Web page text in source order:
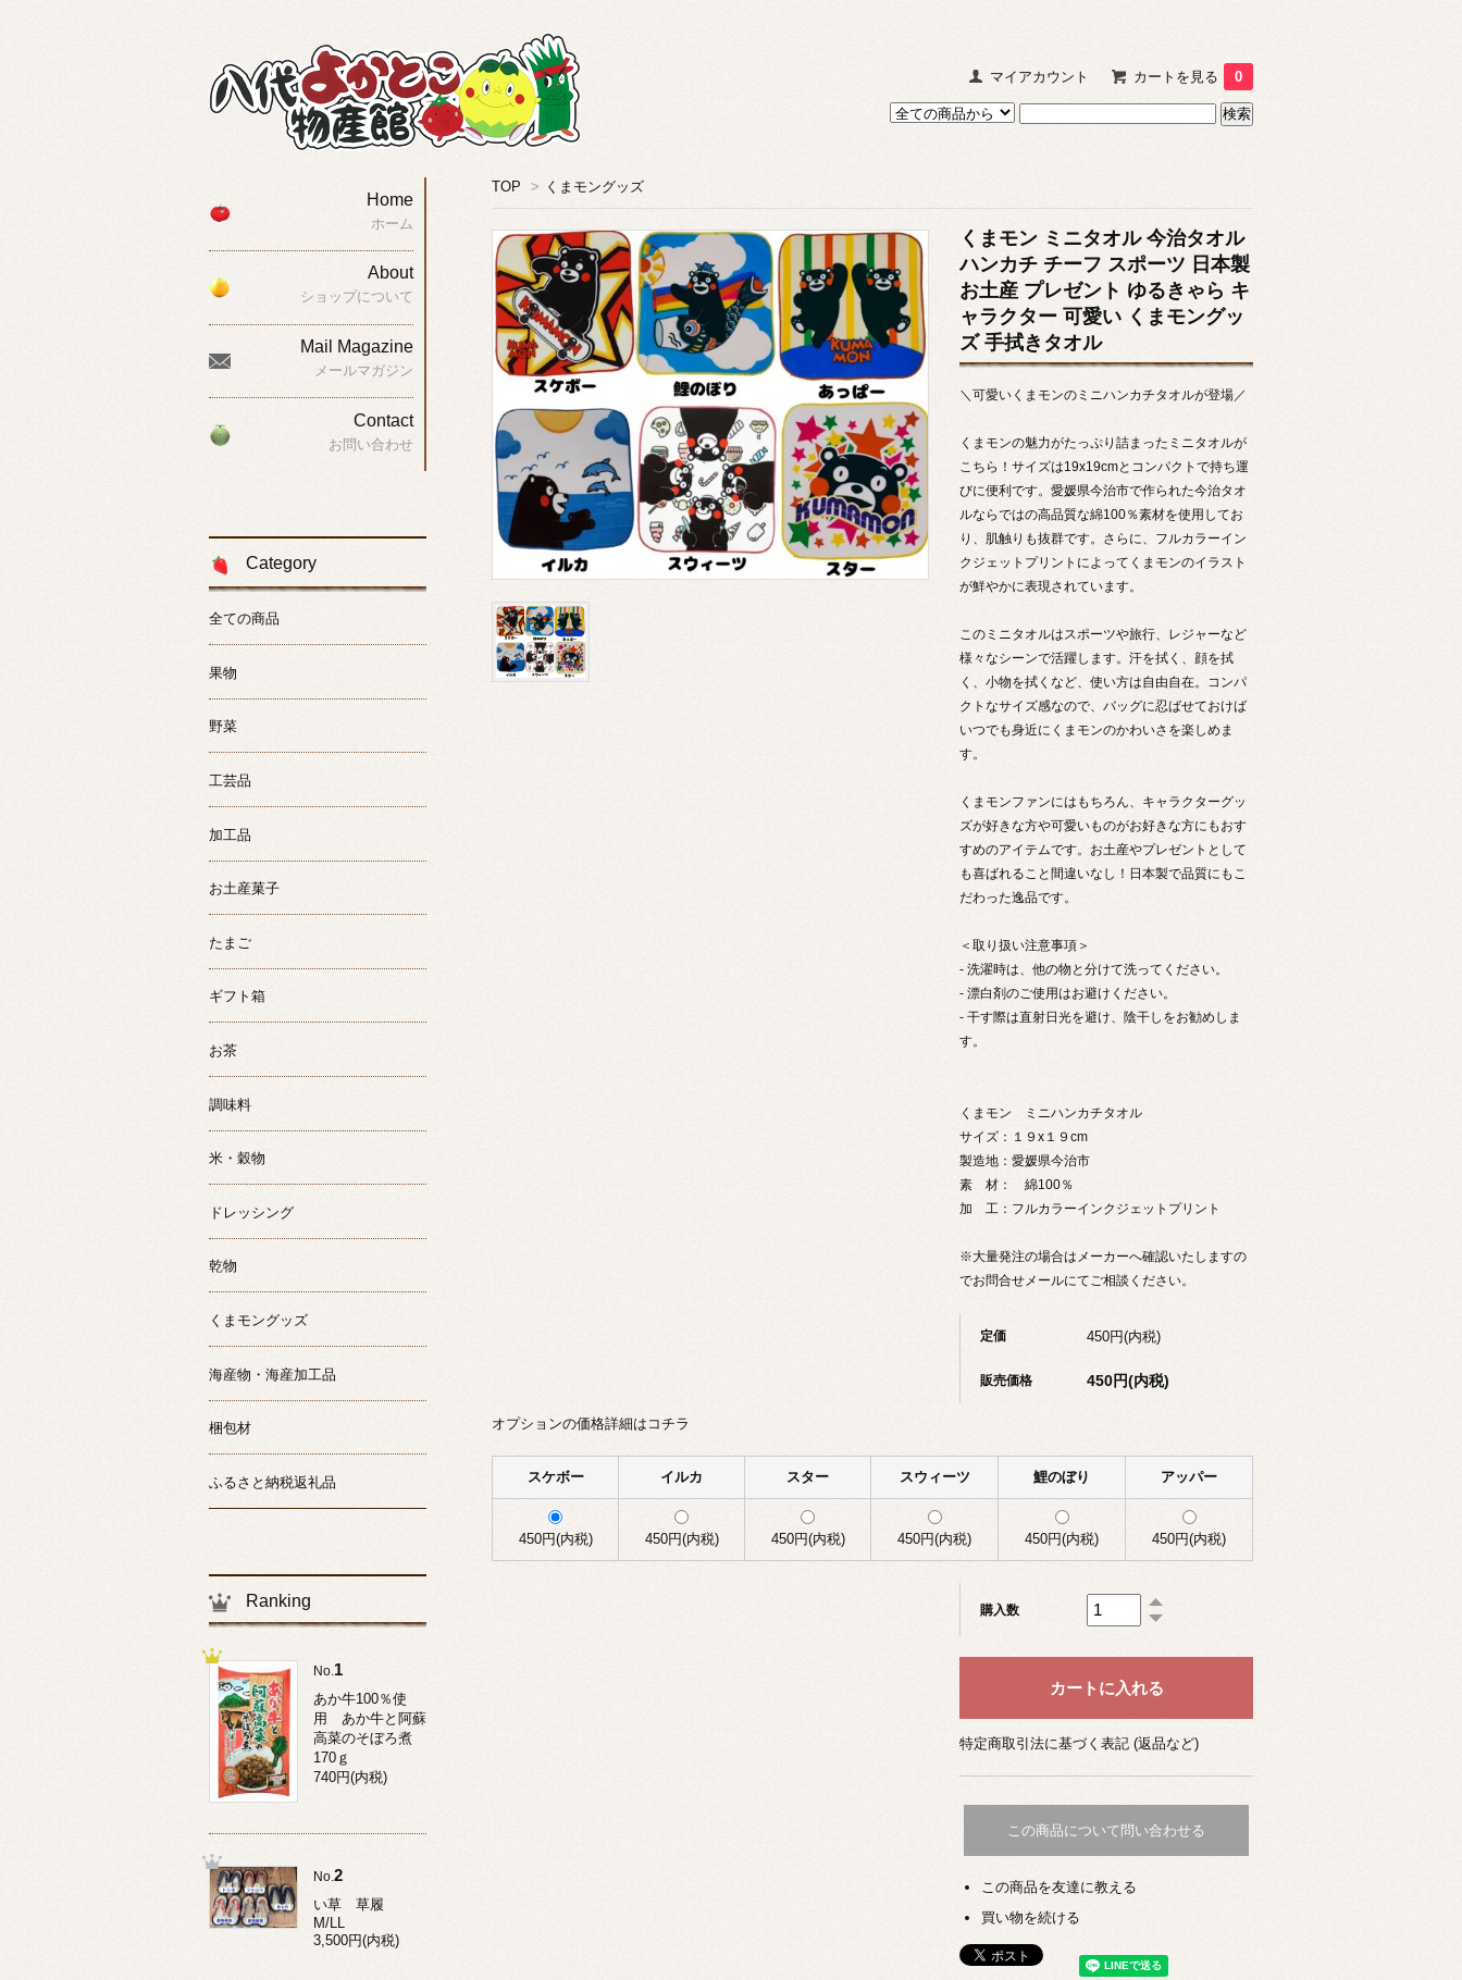
マイアカウント カートを見る 0
TOP > くまモングッズ
くまモン ミニタオル 今治タオル
ハンカチ チーフ スポーツ 日本製
お土産 プレゼント ゆるきゃら キ
ャラクター 可愛い くまモングッ
ズ 手拭きタオル
＼可愛いくまモンのミニハンカチタオルが登場／
くまモンの魅力がたっぷり詰まったミニタオルが
こちら！サイズは19x19cmとコンパクトで持ち運
びに便利です。愛媛県今治市で作られた今治タオ
ルならではの高品質な綿100％素材を使用してお
り、肌触りも抜群です。さらに、フルカラーイン
クジェットプリントによってくまモンのイラスト
が鮮やかに表現されています。
このミニタオルはスポーツや旅行、レジャーなど
様々なシーンで活躍します。汗を拭く、顔を拭
く、小物を拭くなど、使い方は自由自在。コンパ
クトなサイズ感なので、バッグに忍ばせておけば
いつでも身近にくまモンのかわいさを楽しめま
す。
くまモンファンにはもちろん、キャラクターグッ
ズが好きな方や可愛いものがお好きな方にもおす
すめのアイテムです。お土産やプレゼントとして
も喜ばれること間違いなし！日本製で品質にもこ
だわった逸品です。
＜取り扱い注意事項＞
- 洗濯時は、他の物と分けて洗ってください。
- 漂白剤のご使用はお避けください。
- 干す際は直射日光を避け、陰干しをお勧めしま
す。
くまモン ミニハンカチタオル
サイズ：１９x１９cm
製造地：愛媛県今治市
素 材： 綿100％
加 工：フルカラーインクジェットプリント
※大量発注の場合はメーカーへ確認いたしますの
でお問合せメールにてご相談ください。
定価 450円(内税)
販売価格 450円(内税)
オプションの価格詳細はコチラ
スケボー イルカ スター スウィーツ 鯉のぼり アッパー
450円(内税) 450円(内税) 450円(内税) 450円(内税) 450円(内税) 450円(内税)
購入数
特定商取引法に基づく表記 (返品など)
この商品について問い合わせる
この商品を友達に教える
買い物を続ける
Home
ホーム
About
ショップについて
Mail Magazine
メールマガジン
Contact
お問い合わせ
Category
全ての商品
果物
野菜
工芸品
加工品
お土産菓子
たまご
ギフト箱
お茶
調味料
米・穀物
ドレッシング
乾物
くまモングッズ
海産物・海産加工品
梱包材
ふるさと納税返礼品
Ranking
No.1
あか牛100％使
用 あか牛と阿蘇
高菜のそぼろ煮
170ｇ
740円(内税)
No. 2
い草 草履
M/LL
3,500円(内税)